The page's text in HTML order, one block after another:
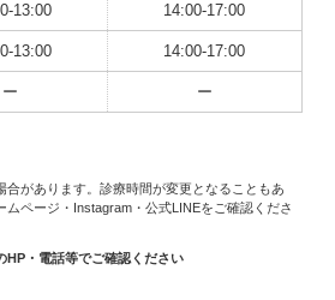
13:00 14:00-17:00
13:00 14:00-17:00
ー ー
があります。診療時間が変更となることもあ
ムページ・Instagram・公式LINEをご確認くださ
HP・電話等でご確認ください